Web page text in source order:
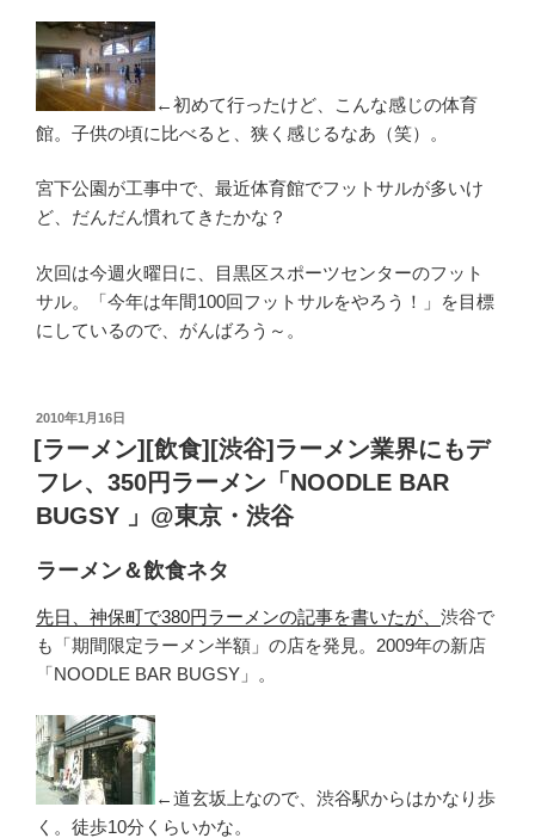
←初めて行ったけど、こんな感じの体育
館。子供の頃に比べると、狭く感じるなあ（笑）。
宮下公園が工事中で、最近体育館でフットサルが多いけ
ど、だんだん慣れてきたかな？
次回は今週火曜日に、目黒区スポーツセンターのフット
サル。「今年は年間100回フットサルをやろう！」を目標
にしているので、がんばろう～。
投
稿
日:
2010年1月16日
[ラーメン][飲食][渋谷]ラーメン業界にもデ
フレ、350円ラーメン「NOODLE BAR
BUGSY 」@東京・渋谷
ラーメン＆飲食ネタ
先日、神保町で380円ラーメンの記事を書いたが、 渋谷で
も「期間限定ラーメン半額」の店を発見。2009年の新店
「NOODLE BAR BUGSY」。
←道玄坂上なので、渋谷駅からはかなり歩
く。徒歩10分くらいかな。